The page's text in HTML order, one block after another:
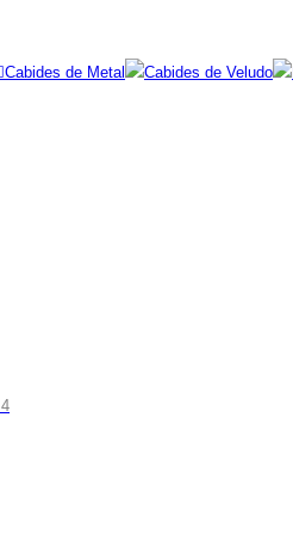
Cabides de Metal Cabides de Veludo
4